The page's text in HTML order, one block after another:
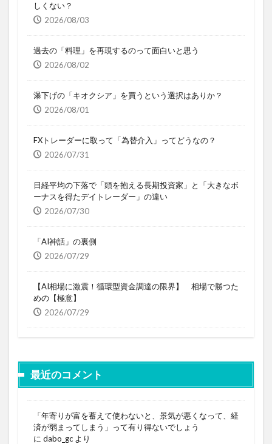
しくない？
2026/08/03
過去の「料理」を再現するのって面白いと思う
2026/08/02
瀑下げの「キオクシア」を買うという選択はありか？
2026/08/01
FXトレーダーに取って「為替介入」ってどうなの？
2026/07/31
日経平均の下落で「頭を抱える長期投資家」と「大きなボ
ーナスを得たデイトレーダー」の違い
2026/07/30
「AI神話」の裏側
2026/07/29
【AI相場に激震！循環型資金調達の限界】 相場で勝つた
めの【極意】
2026/07/29
最近のコメント
「年寄りが富を蓄えて使わないと、景気が悪くなって、経
済が弱まってしまう」って有り得ないでしょう
に dabo_gc より